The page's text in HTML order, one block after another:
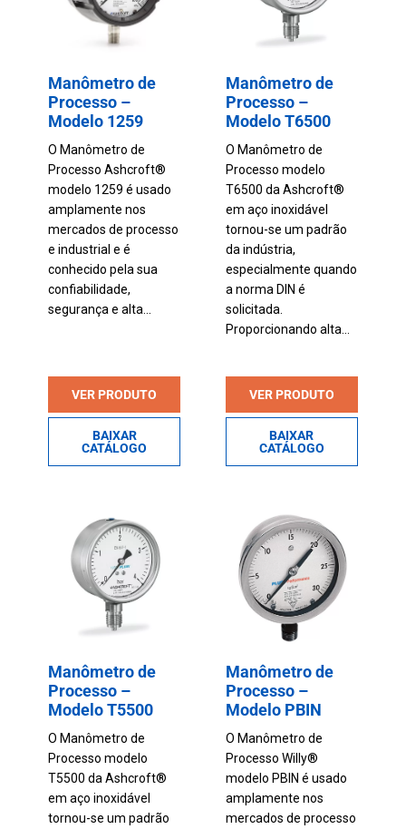
Manômetro de
Processo –
Modelo 1259
O Manômetro de
Processo Ashcroft®
modelo 1259 é usado
amplamente nos
mercados de processo
e industrial e é
conhecido pela sua
confiabilidade,
segurança e alta...
VER PRODUTO
BAIXAR
CATÁLOGO
Manômetro de
Processo –
Modelo T6500
O Manômetro de
Processo modelo
T6500 da Ashcroft®
em aço inoxidável
tornou-se um padrão
da indústria,
especialmente quando
a norma DIN é
solicitada.
Proporcionando alta...
VER PRODUTO
BAIXAR
CATÁLOGO
Manômetro de
Processo –
Modelo T5500
O Manômetro de
Processo modelo
T5500 da Ashcroft®
em aço inoxidável
tornou-se um padrão
Manômetro de
Processo –
Modelo PBIN
O Manômetro de
Processo Willy®
modelo PBIN é usado
amplamente nos
mercados de processo